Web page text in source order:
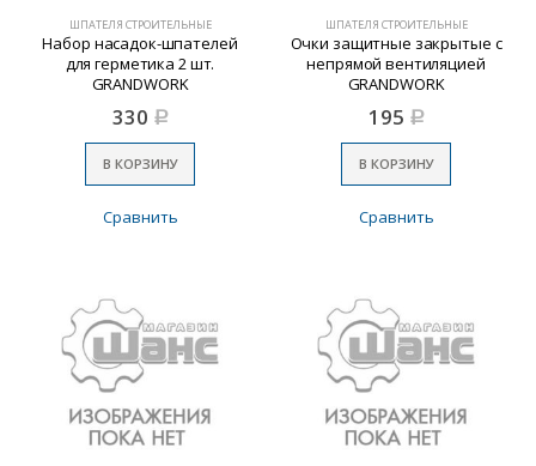
ШПАТЕЛЯ СТРОИТЕЛЬНЫЕ
Набор насадок-шпателей
для герметика 2 шт.
GRANDWORK
330 Р
В КОРЗИНУ
Сравнить
ШПАТЕЛЯ СТРОИТЕЛЬНЫЕ
Очки защитные закрытые с
непрямой вентиляцией
GRANDWORK
195 Р
В КОРЗИНУ
Сравнить